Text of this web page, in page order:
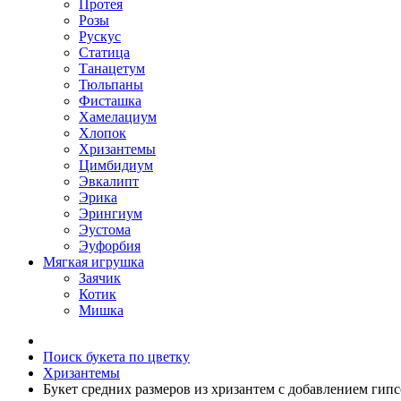
Протея
Розы
Рускус
Статица
Танацетум
Тюльпаны
Фисташка
Хамелациум
Хлопок
Хризантемы
Цимбидиум
Эвкалипт
Эрика
Эрингиум
Эустома
Эуфорбия
Мягкая игрушка
Заячик
Котик
Мишка
Поиск букета по цветку
Хризантемы
Букет средних размеров из хризантем c добавлением